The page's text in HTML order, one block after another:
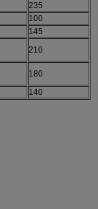
235
100
145
210
180
140